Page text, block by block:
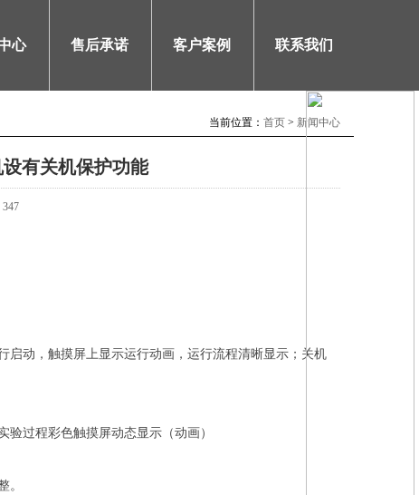
心 售后承诺 客户案例 联系我们
当前位置： 首页 > 新闻中心
有关机保护功能
347
启动，触摸屏上显示运行动画，运行流程清晰显示；关机
过程彩色触摸屏动态显示（动画）
。